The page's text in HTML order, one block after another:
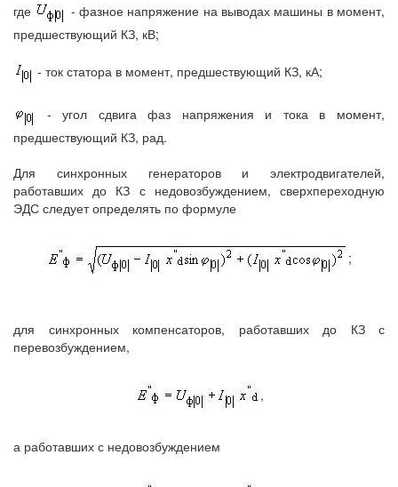
где
- фазное напряжение на выводах машины в момент,
предшествующий КЗ, кВ;
- ток статора в момент, предшествующий КЗ, кА;
- угол сдвига фаз напряжения и тока в момент,
предшествующий КЗ, рад.
Для синхронных генераторов и электродвигателей,
работавших до КЗ с недовозбуждением, сверхпереходную
ЭДС следует определять по формуле
;
для синхронных компенсаторов, работавших до КЗ с
перевозбуждением,
,
а работавших с недовозбуждением